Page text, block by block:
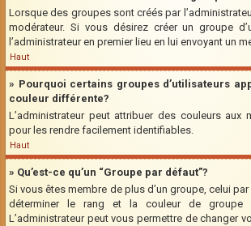
Lorsque des groupes sont créés par
modérateur. Si vous désirez créer un groupe
l’administrateur en premier lieu en lui envoyant un
Haut
» Pourquoi certains groupes d’utilisateurs
couleur différente?
L’administrateur peut attribuer des couleurs aux
pour les rendre facilement identifiables.
Haut
» Qu’est-ce qu’un “Groupe par défaut”?
Si vous êtes membre de plus d’un groupe, celui
déterminer le rang et la couleur de groupe
L’administrateur peut vous permettre de changer